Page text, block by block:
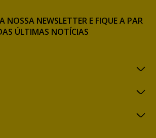
NOSSA NEWSLETTER E FIQUE A PAR
ÚLTIMAS NOTÍCIAS